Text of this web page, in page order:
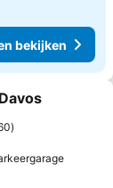
bekijken
favorieten